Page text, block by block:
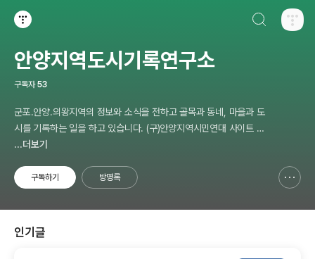
안양지역도시기록연구소
구독자 53
군포.안양.의왕지역의 정보와 소식을 전하고 골목과 동네, 마을과 도
시를 기록하는 일을 하고 있습니다. (구)안양지역시민연대 사이트 자
료 포함. 이메일: choi-pong@hanmail.net 연락처: 010-3311-10
...더보기
구독하기 방명록
인기글